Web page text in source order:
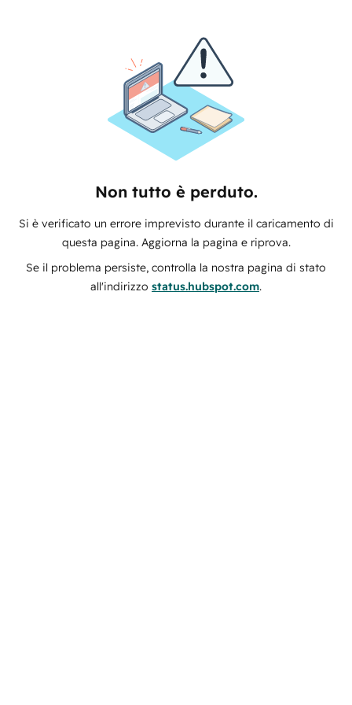
Non tutto è perduto.
Si è verificato un errore imprevisto durante il caricamento di
questa pagina. Aggiorna la pagina e riprova.
Se il problema persiste, controlla la nostra pagina di stato
all'indirizzo status.hubspot.com.